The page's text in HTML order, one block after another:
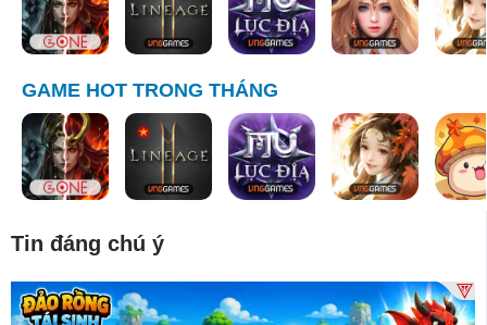
GAME HOT TRONG THÁNG
Tin đáng chú ý